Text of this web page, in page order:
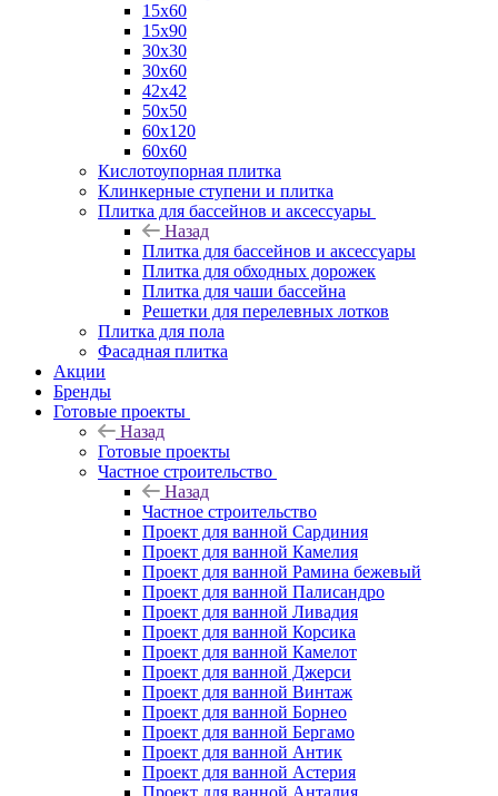
15х60
15x90
30х30
30х60
42х42
50х50
60х120
60х60
Кислотоупорная плитка
Клинкерные ступени и плитка
Плитка для бассейнов и аксессуары
Назад
Плитка для бассейнов и аксессуары
Плитка для обходных дорожек
Плитка для чаши бассейна
Решетки для перелевных лотков
Плитка для пола
Фасадная плитка
Акции
Бренды
Готовые проекты
Назад
Готовые проекты
Частное строительство
Назад
Частное строительство
Проект для ванной Сардиния
Проект для ванной Камелия
Проект для ванной Рамина бежевый
Проект для ванной Палисандро
Проект для ванной Ливадия
Проект для ванной Корсика
Проект для ванной Камелот
Проект для ванной Джерси
Проект для ванной Винтаж
Проект для ванной Борнео
Проект для ванной Бергамо
Проект для ванной Антик
Проект для ванной Астерия
Проект для ванной Анталия